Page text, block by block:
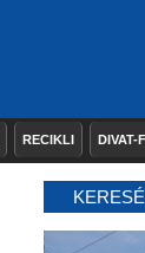
RECIKLI DIVAT-